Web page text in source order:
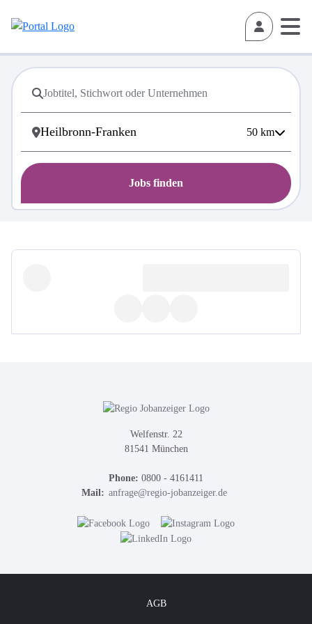
50 km
Jobs finden
Welfenstr. 22
81541 München
Phone: 0800 - 4161411
Mail: anfrage@regio-jobanzeiger.de
AGB